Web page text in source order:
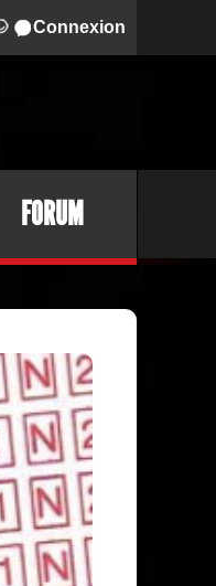
Connexion
FORUM